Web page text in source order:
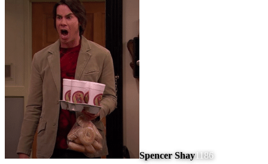
Spencer Shay1186